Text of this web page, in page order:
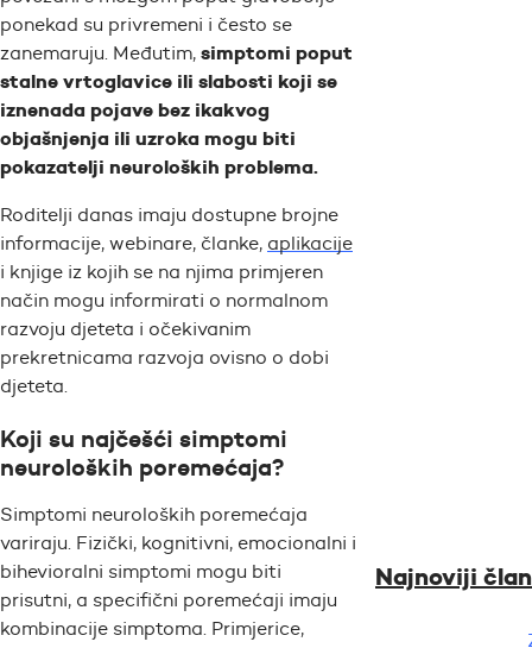
ponekad su privremeni i često se
zanemaruju. Međutim, simptomi poput
stalne vrtoglavice ili slabosti koji se
iznenada pojave bez ikakvog
objašnjenja ili uzroka mogu biti
pokazatelji neuroloških problema.
Roditelji danas imaju dostupne brojne
informacije, webinare, članke, aplikacije
i knjige iz kojih se na njima primjeren
način mogu informirati o normalnom
razvoju djeteta i očekivanim
prekretnicama razvoja ovisno o dobi
djeteta.
Koji su najčešći simptomi
neuroloških poremećaja?
Simptomi neuroloških poremećaja
variraju. Fizički, kognitivni, emocionalni i
bihevioralni simptomi mogu biti
prisutni, a specifični poremećaji imaju
kombinacije simptoma. Primjerice,
Najnoviji